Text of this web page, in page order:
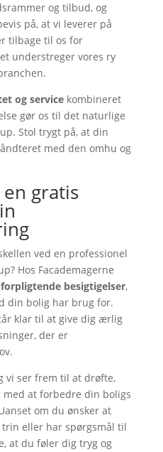
og tilbud, og
på, at vi leverer på
tilbage til os for
understreger vores ry
og servicekombineret
gør os til det naturlige
Stol trygt på, at din
med den omhu og
gratis
ved en professionel
Hos Facademagerne
besigtigelser,
din bolig har brug for.
klar til at give dig ærlig
der er
vi ser frem til at drøfte,
at forbedre din boligs
om du ønsker at
eller har spørgsmål til
at du føler dig tryg og